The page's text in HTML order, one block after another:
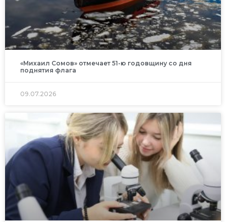
«Михаил Сомов» отмечает 51-ю годовщину со дня
поднятия флага
09.07.2026